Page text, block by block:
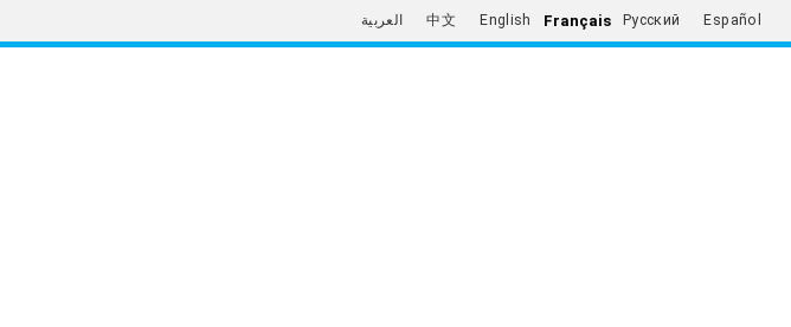
العربية 中文 English Français Русский Español